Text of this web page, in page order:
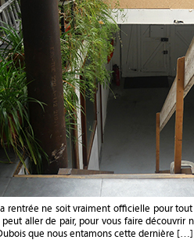
rentrée ne soit vraiment officielle pour
aller de pair, pour vous faire découvrir
que nous entamons cette dernière […]